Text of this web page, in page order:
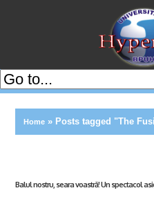
Home » Posts tagged "The
Balul nostru, seara voastră! Un spectacol